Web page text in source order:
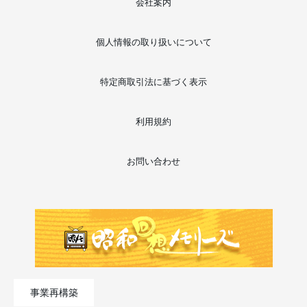
会社案内
個人情報の取り扱いについて
特定商取引法に基づく表示
利用規約
お問い合わせ
事業再構築